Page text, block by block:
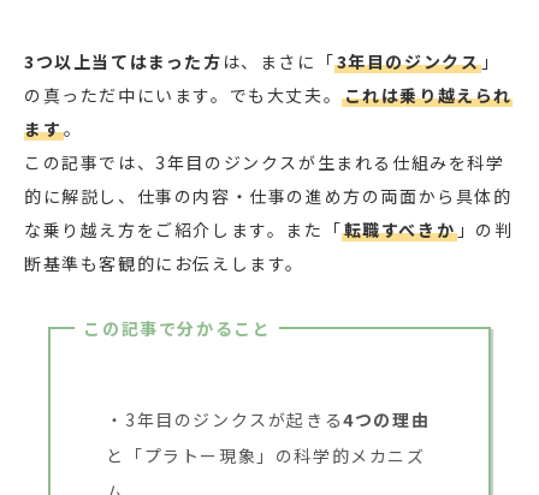
3つ以上当てはまった方 は、まさに「3年目のジンクス」
の真っただ中にいます。でも大丈夫。これは乗り越えられ
ます。
この記事では、3年目のジンクスが生まれる仕組みを科学
的に解説し、仕事の内容・仕事の進め方の両面から具体的
な乗り越え方をご紹介します。また「転職すべきか」の判
断基準も客観的にお伝えします。
この記事で分かること
3年目のジンクスが起きる4つの理由
と「プラトー現象」の科学的メカニズ